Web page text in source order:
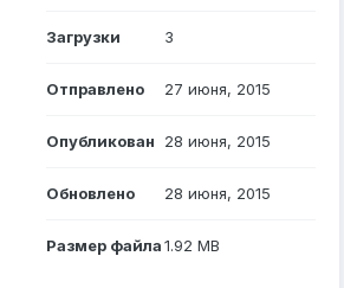
Загрузки 3
Отправлено 27 июня, 2015
Опубликован 28 июня, 2015
Обновлено 28 июня, 2015
Размер файла1.92 MB